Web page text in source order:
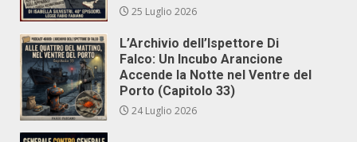
25 Luglio 2026
L’Archivio dell’Ispettore Di
Falco: Un Incubo Arancione
Accende la Notte nel Ventre del
Porto (Capitolo 33)
24 Luglio 2026